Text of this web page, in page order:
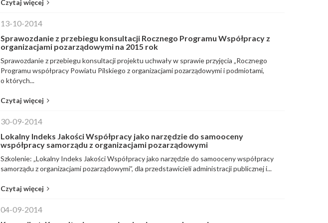
Czytaj więcej
13-10-2014
Sprawozdanie z przebiegu konsultacji Rocznego Programu Współpracy z
organizacjami pozarządowymi na 2015 rok
Sprawozdanie z przebiegu konsultacji projektu uchwały w sprawie przyjęcia „Rocznego
Programu współpracy Powiatu Pilskiego z organizacjami pozarządowymi i podmiotami,
o których...
Czytaj więcej
30-09-2014
Lokalny Indeks Jakości Współpracy jako narzędzie do samooceny
współpracy samorządu z organizacjami pozarządowymi
Szkolenie: „Lokalny Indeks Jakości Współpracy jako narzędzie do samooceny współpracy
samorządu z organizacjami pozarządowymi”, dla przedstawicieli administracji publicznej i...
Czytaj więcej
04-09-2014